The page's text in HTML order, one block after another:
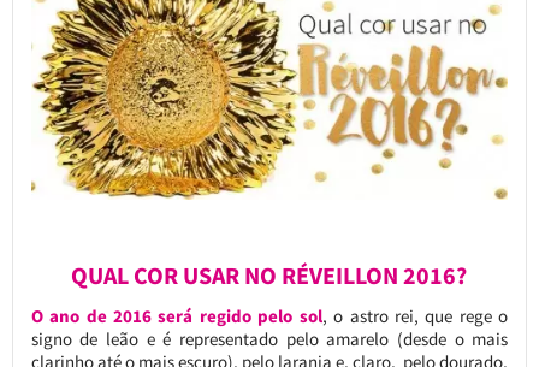
QUAL COR USAR NO RÉVEILLON 2016?
O ano de 2016 será regido pelo sol, o astro rei, que rege o
signo de leão e é representado pelo amarelo (desde o mais
clarinho até o mais escuro), pelo laranja e, claro, pelo dourado,